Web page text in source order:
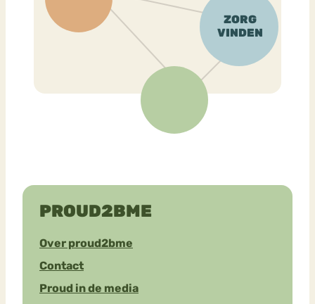
PROUD2BME
Over proud2bme
Contact
Proud in de media